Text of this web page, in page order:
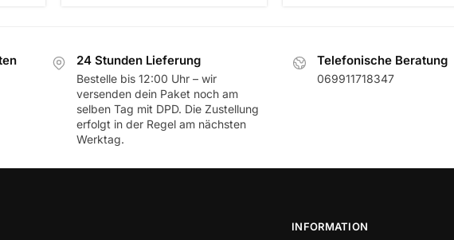
24 Stunden Lieferung
Bestelle bis 12:00 Uhr – wir
versenden dein Paket noch am
selben Tag mit DPD. Die Zustellung
erfolgt in der Regel am nächsten
Werktag.
Telefonische Beratung
069911718347
INFORMATION